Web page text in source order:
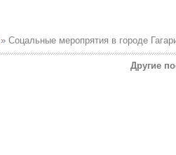
» Соцальные меропрятия в городе
Другие